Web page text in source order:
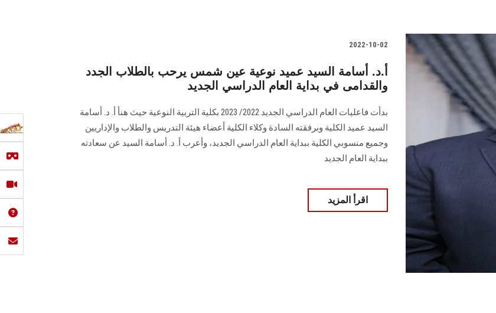
2022-10-02
أ.د. أسامة السيد عميد نوعية عين شمس يرحب بالطلاب الجدد
والقدامى في بداية العام الدراسي الجديد
بدأت فاعليات العام الدراسي الجديد 2022/ 2023 بكلية التربية النوعية حيث هنأ أ. د. أسامة
السيد عميد الكلية وبرفقته السادة وكلاء الكلية أعضاء هيئة التدريس والطلاب والإداريين
وجميع منسوبي الكلية ببداية العام الدراسي الجديد، وأعرب أ. د. أسامة السيد عن سعادته
ببداية العام الجديد
اقرأ المزيد